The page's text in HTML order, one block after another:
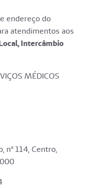
endereço do
atendimentos aos
Intercâmbio
MÉDICOS
nº 114, Centro,